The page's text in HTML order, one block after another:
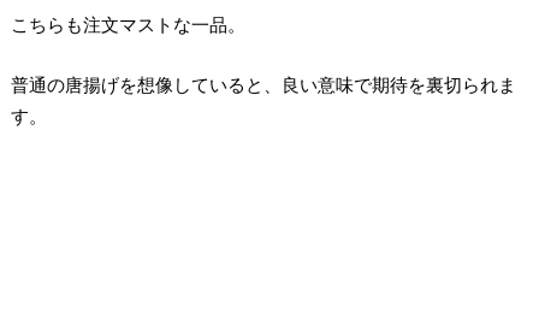
こちらも注文マストな一品。
普通の唐揚げを想像していると、良い意味で期待を裏切られま
す。